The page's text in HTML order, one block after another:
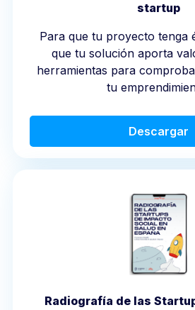
startup
Para que tu proyecto tenga
que tu solución aporta
herramientas para
tu
Descargar
Radiografía de las